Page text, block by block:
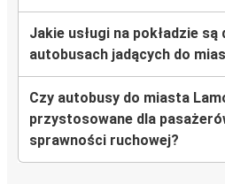
Jakie usługi na pokładzie są
autobusach jadących do
Czy autobusy do miasta
przystosowane dla
sprawności ruchowej?